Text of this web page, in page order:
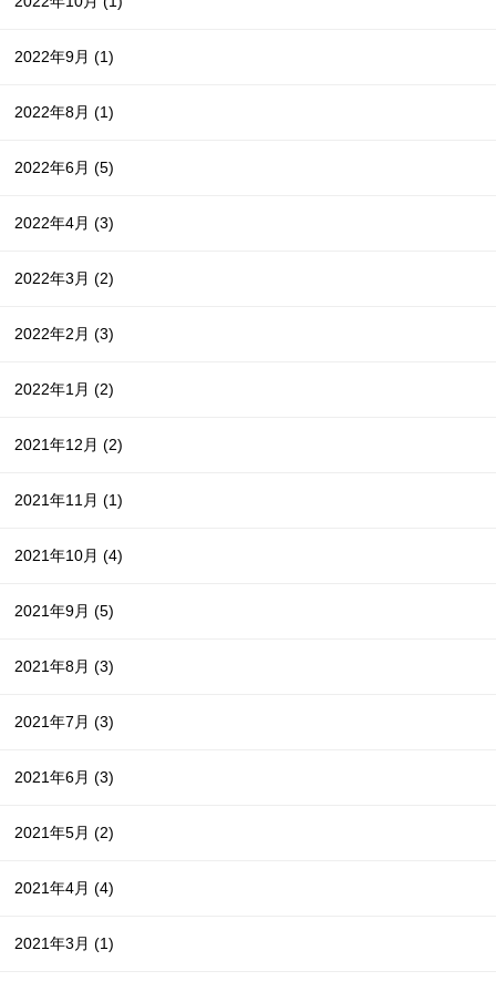
2022年9月(1)
2022年8月(1)
2022年6月(5)
2022年4月(3)
2022年3月(2)
2022年2月(3)
2022年1月(2)
2021年12月(2)
2021年11月(1)
2021年10月(4)
2021年9月(5)
2021年8月(3)
2021年7月(3)
2021年6月(3)
2021年5月(2)
2021年4月(4)
2021年3月(1)